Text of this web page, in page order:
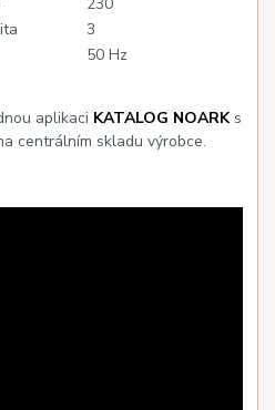
3
50 Hz
aplikaci KATALOG NOARKs
centrálním skladu výrobce.